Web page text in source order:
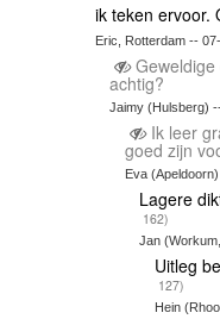
ik teken ervoor.
Eric, Rotterdam --
Geweldige
achtig?
Jaimy (Hulsberg)
Ik leer
goed zijn
Eva
Lagere
162)
Jan
Uitleg
127)
Hein